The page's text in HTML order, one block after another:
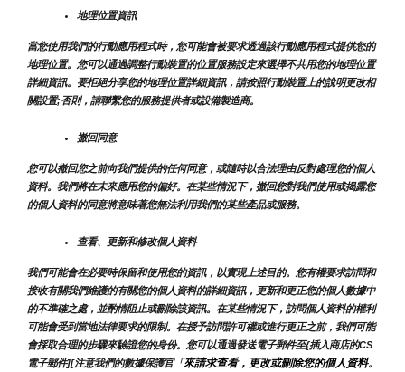
地理位置資訊
當您使用我們的行動應用程式時，您可能會被要求透過該行動應用程式提供您的
地理位置。您可以通過調整行動裝置的位置服務設定來選擇不共用您的地理位置
詳細資訊。要拒絕分享您的地理位置詳細資訊，請按照行動裝置上的說明更改相
關設置;否則，請聯繫您的服務提供者或設備製造商。
撤回同意
您可以撤回您之前向我們提供的任何同意，或隨時以合法理由反對處理您的個人
資料。我們將在未來應用您的偏好。在某些情況下，撤回您對我們使用或揭露您
的個人資料的同意將意味著您無法利用我們的某些產品或服務。
查看、更新和修改個人資料
我們可能會在必要時保留和使用您的資訊，以實現上述目的。您有權要求訪問和
接收有關我們維護的有關您的個人資料的詳細資訊，更新和更正您的個人數據中
的不準確之處，並酌情阻止或刪除該資訊。在某些情況下，訪問個人資料的權利
可能會受到當地法律要求的限制。在授予訪問許可權或進行更正之前，我們可能
會採取合理的步驟來驗證您的身份。您可以通過發送電子郵件至{插入商店的CS
電子郵件][注意我們的數據保護官「來請求查看，更改或刪除您的個人資料。